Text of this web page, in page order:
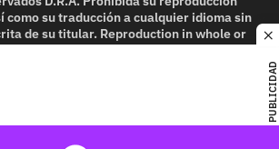
PUBLICIDAD
como su traducción a cualquier idioma sin
de su titular. Reproduction in whole or
without written permission is